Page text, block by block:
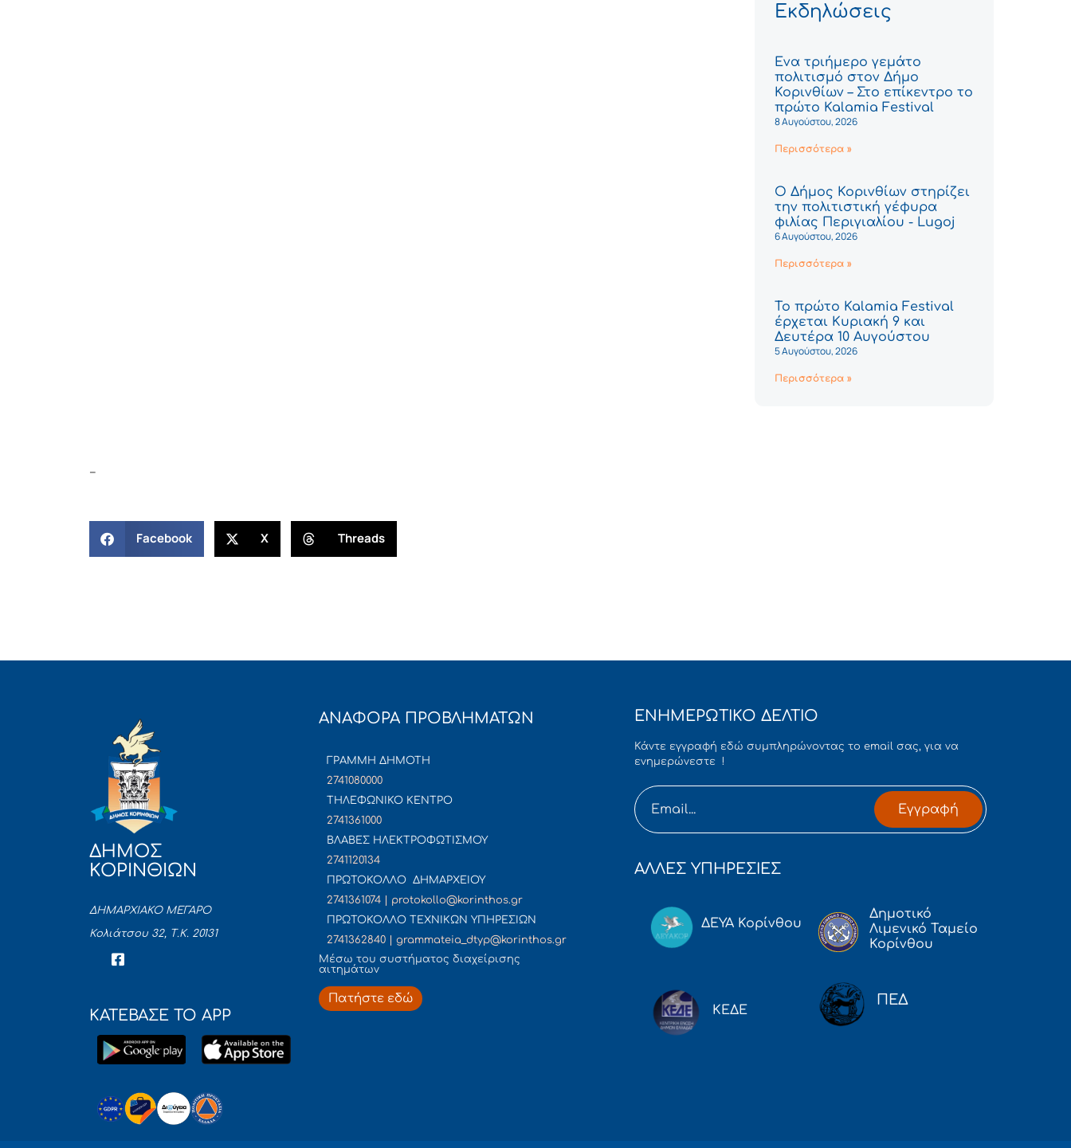
Εκδηλώσεις
Ένα τριήμερο γεμάτο
πολιτισμό στον Δήμο
Κορινθίων – Στο επίκεντρο το
πρώτο Kalamia Festival
8 Αυγούστου, 2026
Περισσότερα »
Ο Δήμος Κορινθίων στηρίζει
την πολιτιστική γέφυρα
φιλίας Περιγιαλίου - Lugoj
6 Αυγούστου, 2026
Περισσότερα »
Το πρώτο Kalamia Festival
έρχεται Κυριακή 9 και
Δευτέρα 10 Αυγούστου
5 Αυγούστου, 2026
Περισσότερα »
–
Facebook X Threads
ΔΗΜΟΣ
ΚΟΡΙΝΘΙΩΝ
ΔΗΜΑΡΧΙΑΚΟ ΜΕΓΑΡΟ
Κολιάτσου 32, Τ.Κ. 20131
ΚΑΤΕΒΑΣΕ ΤΟ APP
ΑΝΑΦΟΡΑ ΠΡΟΒΛΗΜΑΤΩΝ
ΓΡΑΜΜΗ ΔΗΜΟΤΗ
2741080000
ΤΗΛΕΦΩΝΙΚΟ ΚΕΝΤΡΟ
2741361000
ΒΛΑΒΕΣ ΗΛΕΚΤΡΟΦΩΤΙΣΜΟΥ
2741120134
ΠΡΩΤΟΚΟΛΛΟ ΔΗΜΑΡΧΕΙΟΥ
2741361074 | protokollo@korinthos.gr
ΠΡΩΤΟΚΟΛΛΟ ΤΕΧΝΙΚΩΝ ΥΠΗΡΕΣΙΩΝ
2741362840 | grammateia_dtyp@korinthos.gr
Mέσω του συστήματος διαχείρισης
αιτημάτων
Πατήστε εδώ
ΕΝΗΜΕΡΩΤΙΚΟ ΔΕΛΤΙΟ
Κάντε εγγραφή εδώ συμπληρώνοντας το email σας, για να
ενημερώνεστε !
Εγγραφή
ΑΛΛΕΣ ΥΠΗΡΕΣΙΕΣ
ΔΕΥΑ Κορίνθου
Δημοτικό
Λιμενικό Ταμείο
Κορίνθου
ΚΕΔΕ
ΠΕΔ